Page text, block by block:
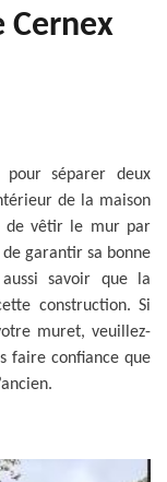
séparer deux
de la maison
de vêtir le mur par
de garantir sa bonne
savoir que la
construction. Si
muret, veuillez-
faire confiance que